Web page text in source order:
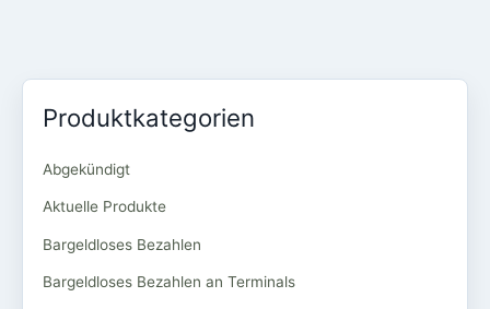
Produktkategorien
Abgekündigt
Aktuelle Produkte
Bargeldloses Bezahlen
Bargeldloses Bezahlen an Terminals